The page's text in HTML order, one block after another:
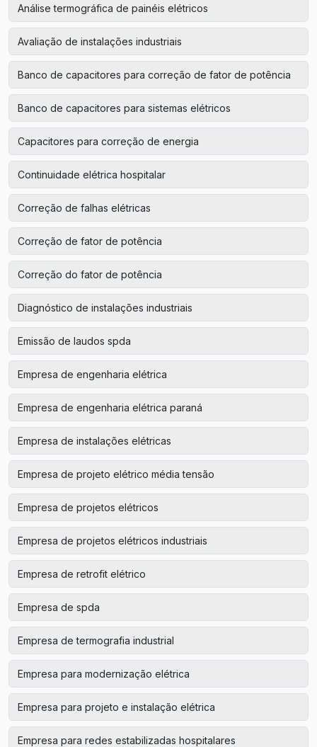
Análise termográfica de painéis elétricos
Avaliação de instalações industriais
Banco de capacitores para correção de fator de potência
Banco de capacitores para sistemas elétricos
Capacitores para correção de energia
Continuidade elétrica hospitalar
Correção de falhas elétricas
Correção de fator de potência
Correção do fator de potência
Diagnóstico de instalações industriais
Emissão de laudos spda
Empresa de engenharia elétrica
Empresa de engenharia elétrica paraná
Empresa de instalações elétricas
Empresa de projeto elétrico média tensão
Empresa de projetos elétricos
Empresa de projetos elétricos industriais
Empresa de retrofit elétrico
Empresa de spda
Empresa de termografia industrial
Empresa para modernização elétrica
Empresa para projeto e instalação elétrica
Empresa para redes estabilizadas hospitalares